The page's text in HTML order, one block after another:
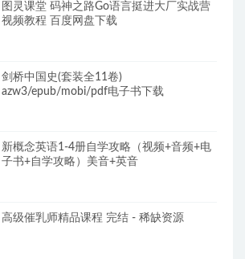
图灵课堂 码神之路Go语言挺进大厂实战营
视频教程 百度网盘下载
剑桥中国史(套装全11卷)
azw3/epub/mobi/pdf电子书下载
新概念英语1-4册自学攻略（视频+音频+电
子书+自学攻略）美音+英音
高级催乳师精品课程 完结 - 稀缺资源